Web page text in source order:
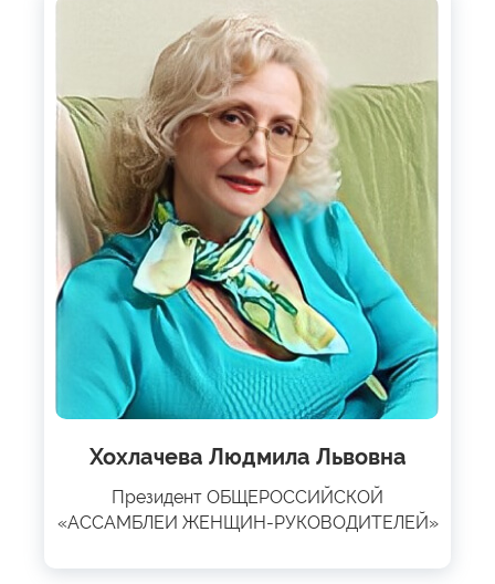
Хохлачева Людмила Львовна
Президент ОБЩЕРОССИЙСКОЙ
«АССАМБЛЕИ ЖЕНЩИН-РУКОВОДИТЕЛЕЙ»